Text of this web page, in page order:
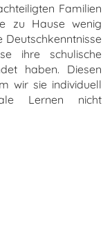
Familien
zu Hause wenig
Deutschkenntnisse
ihre schulische
haben. Diesen
wir sie individuell
Lernen nicht